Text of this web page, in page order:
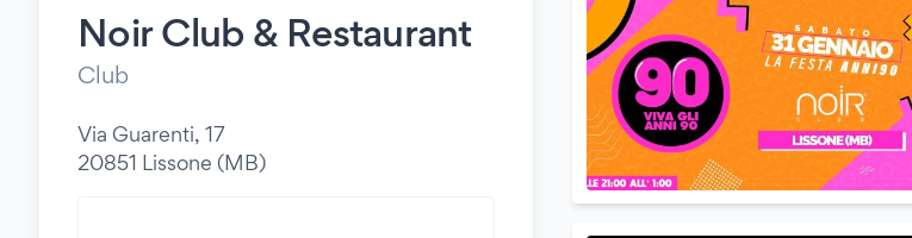
Noir Club & Restaurant
Club
Via Guarenti, 17
20851 Lissone (MB)